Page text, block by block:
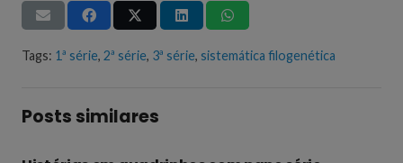
Tags: 1ª série, 2ª série, 3ª série, sistemática filogenética
Posts similares